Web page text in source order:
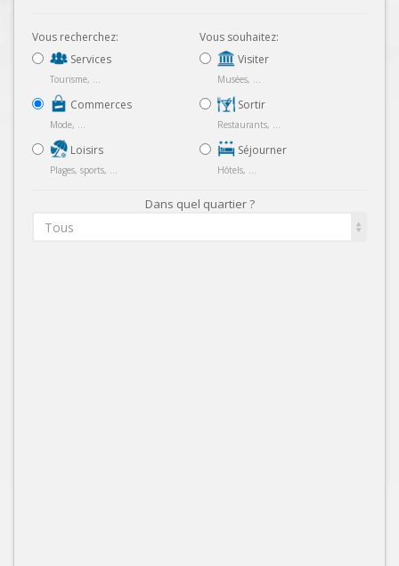
Vous recherchez:
Services
Tourisme, ...
Commerces
Mode, ...
Loisirs
Plages, sports, ...
Vous souhaitez:
Visiter
Musées, ...
Sortir
Restaurants, ...
Séjourner
Hôtels, ...
Dans quel quartier ?
Tous